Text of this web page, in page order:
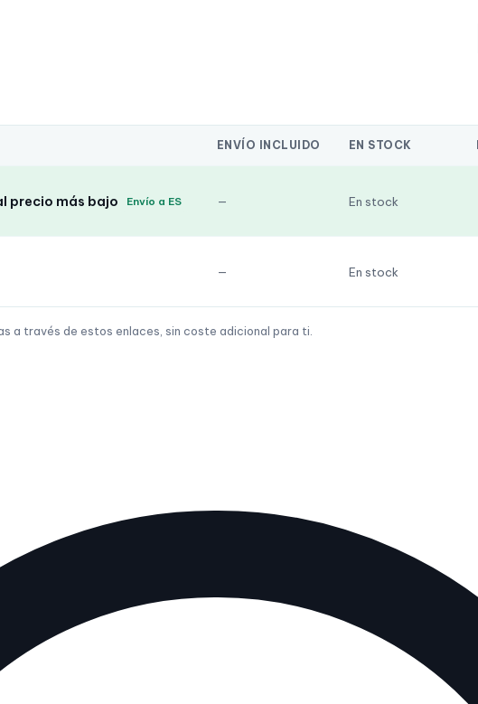
ENVÍO INCLUIDO EN STOCK
precio más bajo Envío a ES — En stock
— En stock
a través de estos enlaces, sin coste adicional para ti.